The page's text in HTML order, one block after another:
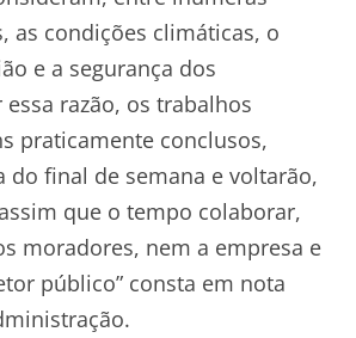
as condições climáticas, o
e a segurança dos
razão, os trabalhos
praticamente conclusos,
do final de semana e voltarão,
que o tempo colaborar,
moradores, nem a empresa e
público” consta em nota